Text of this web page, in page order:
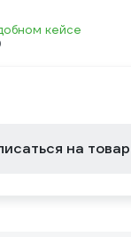
кейсе
на товар